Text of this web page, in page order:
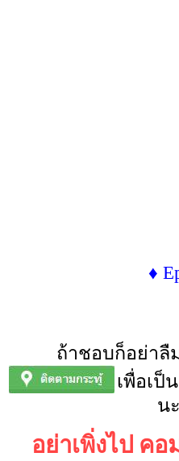
♦
ถ้าชอบก็อย่าลื
เพื่อเป็
น
อย่าเพิ่งไป ค